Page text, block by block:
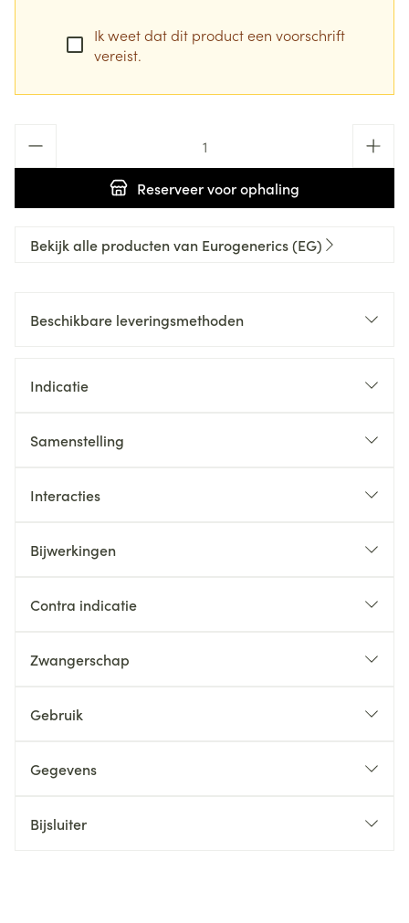
Ik weet dat dit product een voorschrift
vereist.
Reserveervoor ophaling
Bekijk alle producten van Eurogenerics (EG)
Beschikbare leveringsmethoden
Indicatie
Samenstelling
Interacties
Bijwerkingen
Contra indicatie
Zwangerschap
Gebruik
Gegevens
Bijsluiter